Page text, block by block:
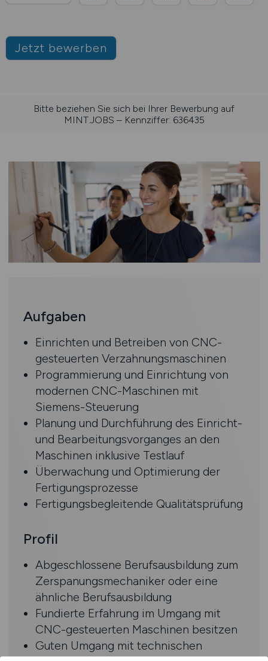
Jetzt bewerben
Bitte beziehen Sie sich bei Ihrer Bewerbung auf
MINT.JOBS – Kennziffer: 636435
Aufgaben
Einrichten und Betreiben von CNC-
gesteuerten Verzahnungsmaschinen
Programmierung und Einrichtung von
modernen CNC-Maschinen mit
Siemens-Steuerung
Planung und Durchführung des Einricht-
und Bearbeitungsvorganges an den
Maschinen inklusive Testlauf
Überwachung und Optimierung der
Fertigungsprozesse
Fertigungsbegleitende Qualitätsprüfung
Profil
Abgeschlossene Berufsausbildung zum
Zerspanungsmechaniker oder eine
ähnliche Berufsausbildung
Fundierte Erfahrung im Umgang mit
CNC-gesteuerten Maschinen besitzen
Guten Umgang mit technischen